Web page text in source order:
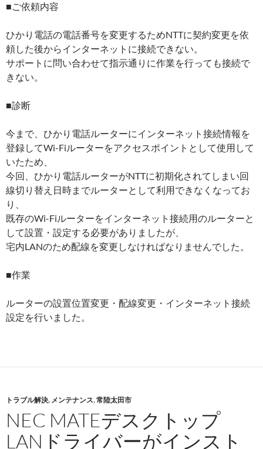
■ご依頼内容
ひかり電話の電話番号を変更するためNTTに契約変更を依
頼した後からインターネットに接続できない。
サポートに問い合わせて指示通りに作業を行っても接続で
きない。
■診断
今まで、ひかり電話ルーターにインターネット接続情報を
登録してWi-Fiルーターをアクセスポイントとして使用して
いたため、
今回、ひかり電話ルーターがNTTに初期化されてしまい回
線切り替え日時までルーターとして利用できなくなってお
り、
既存のWi-Fiルーターをインターネット接続用のルーターと
して設置・設定する必要がありましたが、
宅内LANのため配線を変更しなければなりませんでした。
■作業
ルーターの設置位置変更・配線変更・インターネット接続
設定を行いました。
トラブル解決, メンテナンス,常陸太田市
NEC MATEデスクトップ
LANドライバーがインスト